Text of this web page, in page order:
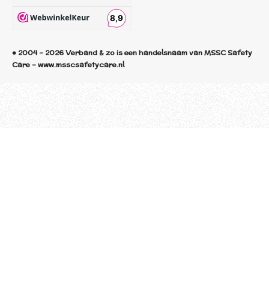
© 2004 - 2026 Verband & zo is een handelsnaam van MSSC Safety
Care - www.msscsafetycare.nl